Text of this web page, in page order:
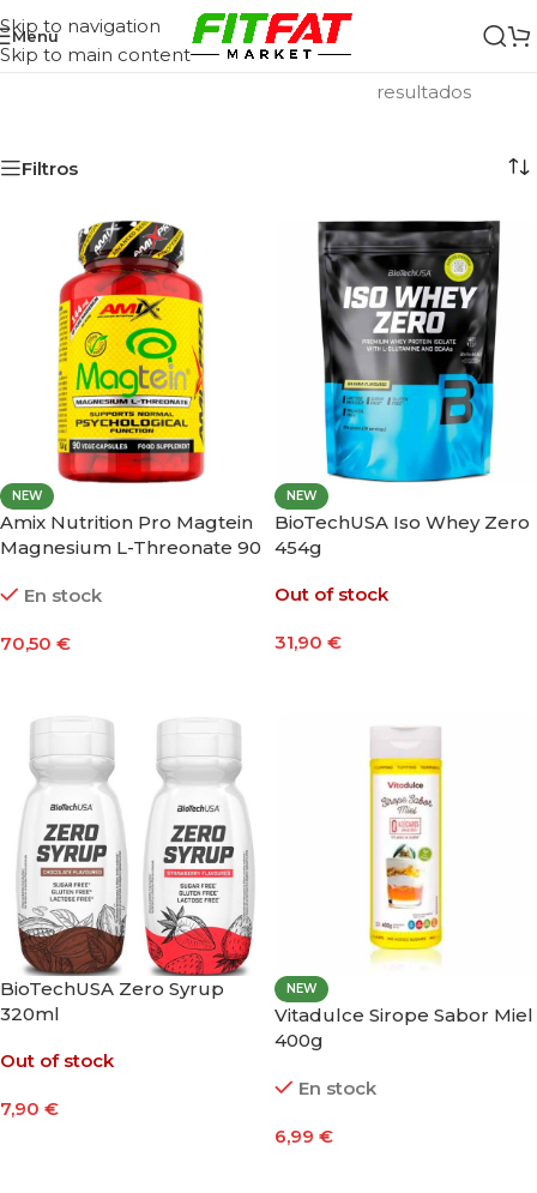
Skip to navigation
Skip to main content
Menu
Inicio/Sin Gluten
resultados
Filtros
NEW
Amix Nutrition Pro Magtein
Magnesium L-Threonate 90
En stock
70,50 €
NEW
BioTechUSA Iso Whey Zero
454g
Out of stock
31,90 €
BioTechUSA Zero Syrup
320ml
Out of stock
7,90 €
NEW
Vitadulce Sirope Sabor Miel
400g
En stock
6,99 €